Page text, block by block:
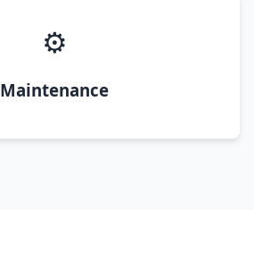
⚙️
Maintenance